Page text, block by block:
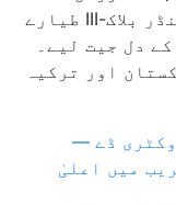
فضائیہ کے ایک پائلٹ نے JF-17 تھنڈر بلاک-III طیارے
دل جیت لیے۔
اور ترکیہ